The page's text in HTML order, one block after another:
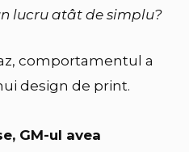
lucru atât de simplu?
comportamentul a
design de print.
GM-ul avea